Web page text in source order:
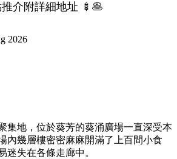
介附詳細地址 🍢🥞
2026
集地，位於葵芳的葵涌廣場一直深受本
內幾層樓密密麻麻開滿了上百間小食
迷失在各條走廊中。